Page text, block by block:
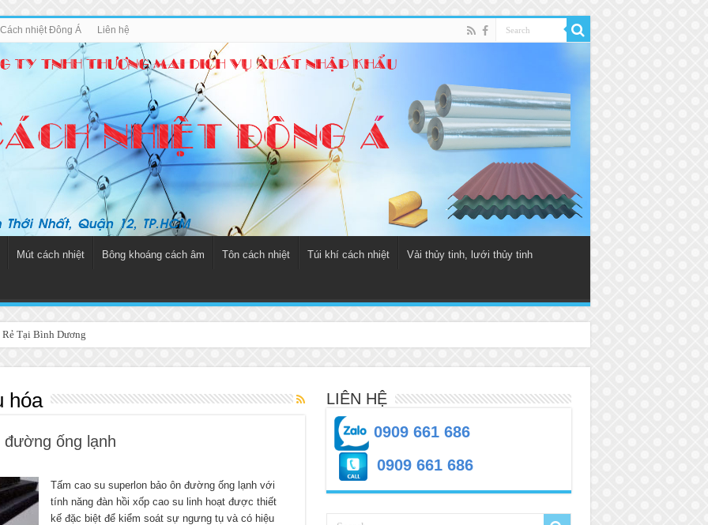
nhiệt Đông Á Liên hệ
Mút cách nhiệt Bông khoáng cách âm Tôn cách nhiệt Túi khí cách nhiệt Vải thủy tinh, lưới thủy tinh
Tại Bình Dương
hóa
đường ống lạnh
Tấm cao su superlon bảo ôn đường ống lạnh với
tính năng đàn hồi xốp cao su linh hoạt được thiết
kế đặc biệt để kiểm soát sự ngưng tụ và có hiệu
LIÊN HỆ
0909 661 686
0909 661 686